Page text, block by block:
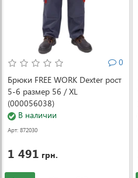
0
Брюки FREE WORK Dexter рост
5-6 размер 56 / XL
(000056038)
В наличии
Арт: 872030
1 491 грн.